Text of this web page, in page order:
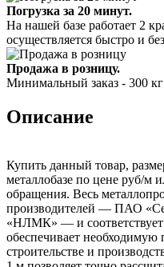
Погрузка за 20 минут.
На нашей базе работает 2
осуществляется быстро и
Продажа в розницу.
Минимальный заказ - 300
Описание
Купить данный товар,
металлобазе по цене руб/м
обращения. Весь
производителей — ПАО
«НЛМК» — и
обеспечивает необходимую
строительстве и